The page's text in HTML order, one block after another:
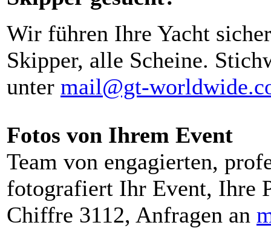
Wir führen Ihre Yacht
Skipper, alle Scheine.
unter mail@gt-
Fotos von Ihrem Event
Team von engagierten,
fotografiert Ihr Event, Ihre
Chiffre 3112, Anfragen an